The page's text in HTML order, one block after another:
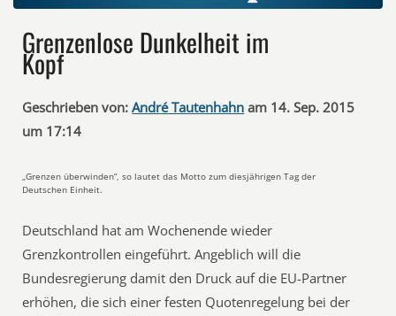
Grenzenlose Dunkelheit im
Kopf
Geschrieben von: André Tautenhahn am 14. Sep. 2015
um 17:14
„Grenzen überwinden“, so lautet das Motto zum diesjährigen Tag der
Deutschen Einheit.
Deutschland hat am Wochenende wieder
Grenzkontrollen eingeführt. Angeblich will die
Bundesregierung damit den Druck auf die EU-Partner
erhöhen, die sich einer festen Quotenregelung bei der